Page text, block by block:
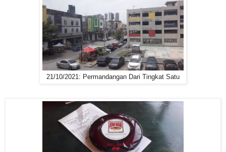
21/10/2021: Permandangan Dari Tingkat Satu